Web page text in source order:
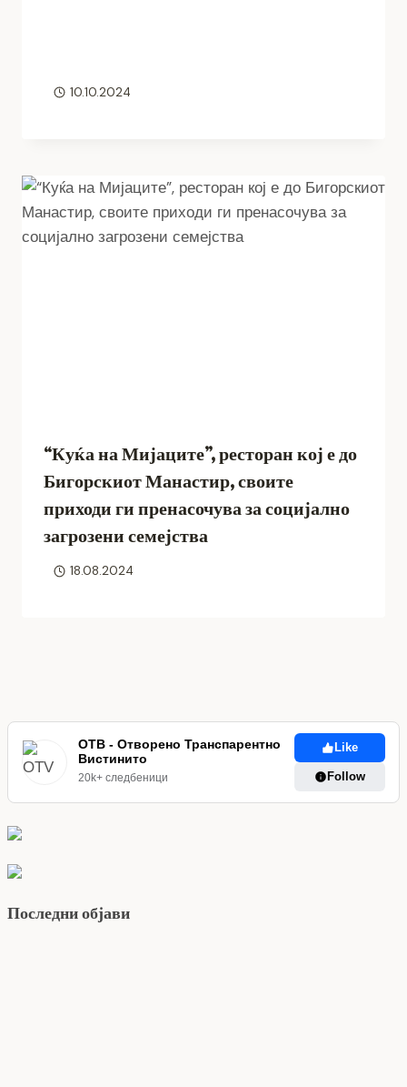
10.10.2024
“Куќа на Мијаците”, ресторан кој е до
Бигорскиот Манастир, своите
приходи ги пренасочува за социјално
загрозени семејства
18.08.2024
ОТВ - Отворено Транспарентно
Вистинито
20k+ следбеници
Like
Follow
Последни објави